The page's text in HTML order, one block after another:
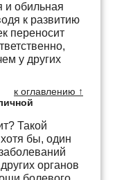
и обильная
к развитию
переносит
у других
к оглавлению ↑
Такой
бы, один
органов